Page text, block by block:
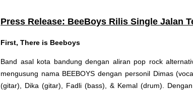
Press Release: BeeBoys Rilis Single Jalan
First, There is Beeboys
Band asal kota bandung dengan aliran pop rock
mengusung nama BEEBOYS dengan personil Dimas
(gitar), Dika (gitar), Fadli (bass), & Kemal (drum).